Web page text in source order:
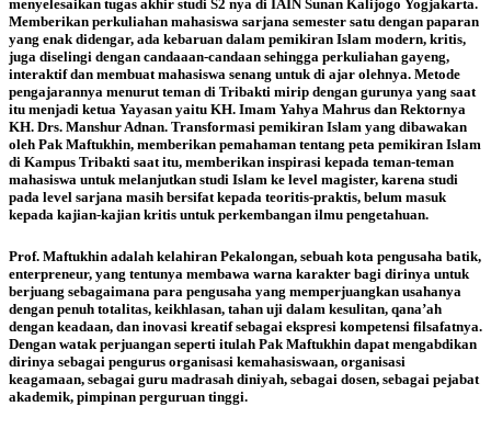
menyelesaikan tugas akhir studi S2 nya di IAIN Sunan Kalijogo Yogjakarta.
Memberikan perkuliahan mahasiswa sarjana semester satu dengan paparan
yang enak didengar, ada kebaruan dalam pemikiran Islam modern, kritis,
juga diselingi dengan candaaan-candaan sehingga perkuliahan gayeng,
interaktif dan membuat mahasiswa senang untuk di ajar olehnya. Metode
pengajarannya menurut teman di Tribakti mirip dengan gurunya yang saat
itu menjadi ketua Yayasan yaitu KH. Imam Yahya Mahrus dan Rektornya
KH. Drs. Manshur Adnan. Transformasi pemikiran Islam yang dibawakan
oleh Pak Maftukhin, memberikan pemahaman tentang peta pemikiran Islam
di Kampus Tribakti saat itu, memberikan inspirasi kepada teman-teman
mahasiswa untuk melanjutkan studi Islam ke level magister, karena studi
pada level sarjana masih bersifat kepada teoritis-praktis, belum masuk
kepada kajian-kajian kritis untuk perkembangan ilmu pengetahuan.
Prof. Maftukhin adalah kelahiran Pekalongan, sebuah kota pengusaha batik,
enterpreneur, yang tentunya membawa warna karakter bagi dirinya untuk
berjuang sebagaimana para pengusaha yang memperjuangkan usahanya
dengan penuh totalitas, keikhlasan, tahan uji dalam kesulitan, qana’ah
dengan keadaan, dan inovasi kreatif sebagai ekspresi kompetensi filsafatnya.
Dengan watak perjuangan seperti itulah Pak Maftukhin dapat mengabdikan
dirinya sebagai pengurus organisasi kemahasiswaan, organisasi
keagamaan, sebagai guru madrasah diniyah, sebagai dosen, sebagai pejabat
akademik, pimpinan perguruan tinggi.